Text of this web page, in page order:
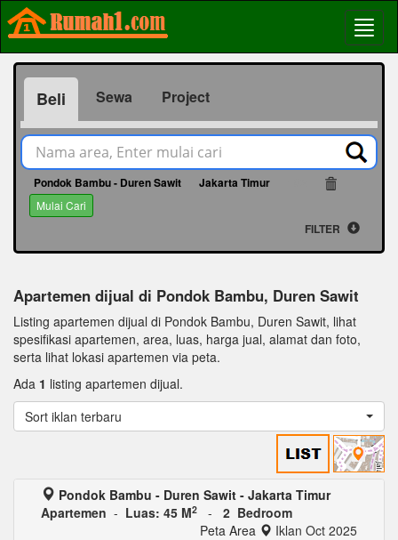
Beli Sewa Project
Pondok Bambu - Duren Sawit Jakarta Timur
Mulai Cari
FILTER
Apartemen dijual di Pondok Bambu, Duren Sawit
Listing apartemen dijual di Pondok Bambu, Duren Sawit, lihat
spesifikasi apartemen, area, luas, harga jual, alamat dan foto,
serta lihat lokasi apartemen via peta.
Ada 1 listing apartemen dijual.
Sort iklan terbaru
Pondok Bambu - Duren Sawit - Jakarta Timur
Apartemen - Luas: 45 M2 - 2 Bedroom
Peta Area
Iklan Oct 2025